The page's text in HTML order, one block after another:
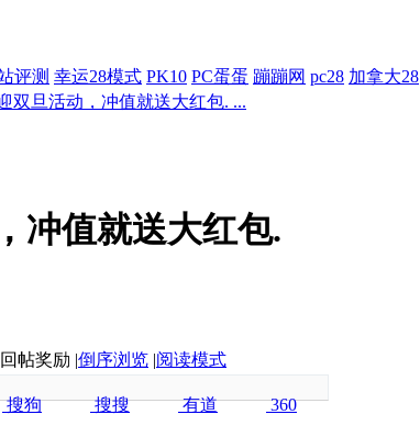
评测 幸运28模式 PK10 PC蛋蛋 蹦蹦网 pc28 加拿大28
双旦活动，冲值就送大红包. ...
冲值就送大红包.
|倒序浏览 |阅读模式
搜狗 搜搜 有道
360